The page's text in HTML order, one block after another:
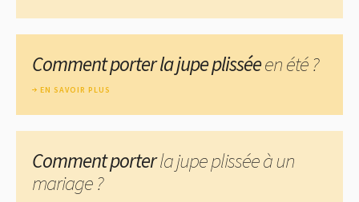
Comment porter la jupe plisséeen été ?
EN SAVOIR PLUS
Comment porterla jupe plissée à un
mariage ?